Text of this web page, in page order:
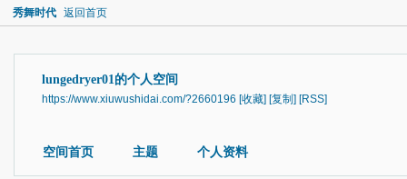
秀舞时代 返回首页
lungedryer01的个人空间
https://www.xiuwushidai.com/?2660196 [收藏] [复制] [RSS]
空间首页 主题 个人资料